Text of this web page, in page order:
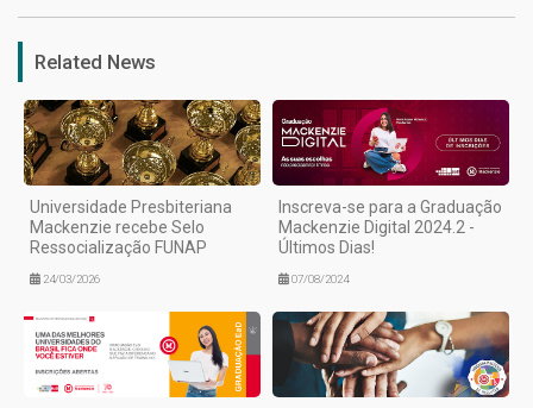
Related News
Universidade Presbiteriana
Mackenzie recebe Selo
Ressocialização FUNAP
24/03/2026
Inscreva-se para a Graduação
Mackenzie Digital 2024.2 -
Últimos Dias!
07/08/2024